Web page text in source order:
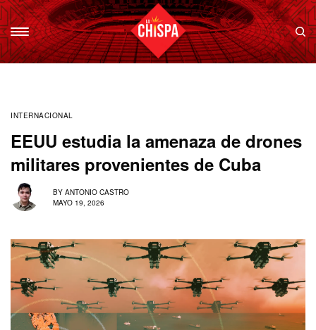
INTERNACIONAL
EEUU estudia la amenaza de drones
militares provenientes de Cuba
BY ANTONIO CASTRO
MAYO 19, 2026